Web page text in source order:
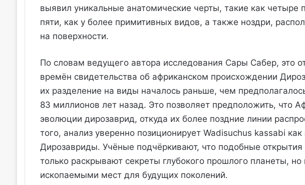
выявил уникальные анатомические черты, такие как четыре
пяти, как у более примитивных видов, а также ноздри,
на поверхности.
По словам ведущего автора исследования Сары Сабер, это
времён свидетельства об африканском происхождении
их разделение на виды началось раньше, чем
83 миллионов лет назад. Это позволяет предположить, что
эволюции дирозаврид, откуда их более поздние линии
того, анализ уверенно позиционирует Wadisuchus kassabi
Дирозавриды. Учёные подчёркивают, что подобные открытия
только раскрывают секреты глубокого прошлого планеты,
ископаемыми мест для будущих поколений.